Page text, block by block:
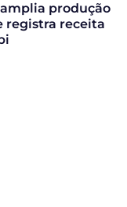
produção
registra receita